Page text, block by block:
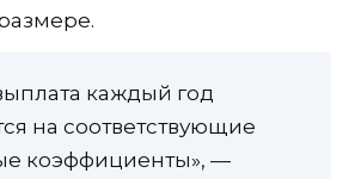
каждый год
на соответствующие
коэффициенты», —